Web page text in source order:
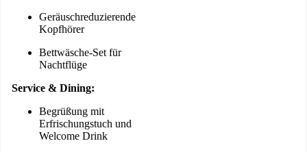
Geräuschreduzierende
Kopfhörer
Bettwäsche-Set für
Nachtflüge
Service & Dining:
Begrüßung mit
Erfrischungstuch und
Welcome Drink